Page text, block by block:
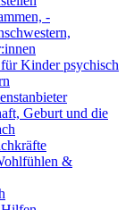
-
Kinder psychisch
Geburt und die
&